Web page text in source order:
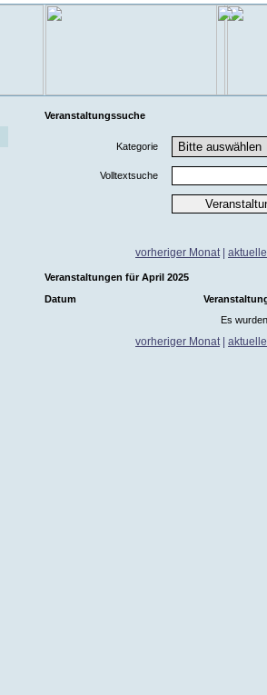
Veranstaltungssuche
Kategorie
Volltextsuche
vorheriger Monat|
Veranstaltungen für April 2025
Datum
Es
vorheriger Monat|